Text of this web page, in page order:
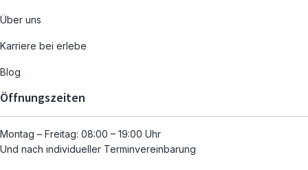
Über uns
Karriere bei erlebe
Blog
Öffnungszeiten
Montag – Freitag: 08:00 – 19:00 Uhr
Und nach individueller Terminvereinbarung